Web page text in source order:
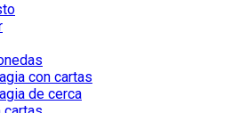
con cartas
de cerca